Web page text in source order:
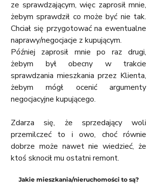
ze sprawdzającym, więc zaprosił mnie,
żebym sprawdził co może być nie tak.
Chciał się przygotować na ewentualne
naprawy/negocjacje z kupującym.
Później zaprosił mnie po raz drugi,
żebym był obecny w trakcie
sprawdzania mieszkania przez Klienta,
żebym mógł ocenić argumenty
negocjacyjne kupującego.
Zdarza się, że sprzedający woli
przemilczeć to i owo, choć równie
dobrze może nawet nie wiedzieć, że
ktoś sknocił mu ostatni remont.
Jakie mieszkania/nieruchomości to są?